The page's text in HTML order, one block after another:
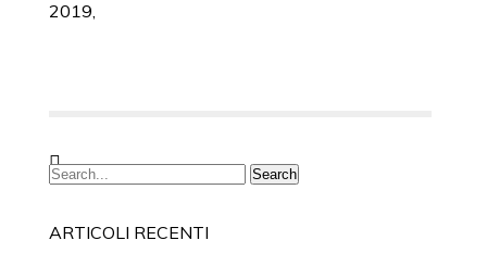
2019,
ARTICOLI RECENTI